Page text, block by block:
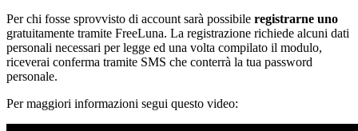
Per chi fosse sprovvisto di account sarà possibile registrarne uno
gratuitamente tramite FreeLuna. La registrazione richiede alcuni dati
personali necessari per legge ed una volta compilato il modulo,
riceverai conferma tramite SMS che conterrà la tua password
personale.
Per maggiori informazioni segui questo video: